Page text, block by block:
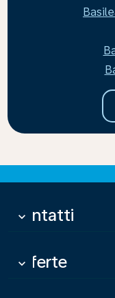
Contatti
keyboard_arrow_down
Offerte
keyboard_arrow_down